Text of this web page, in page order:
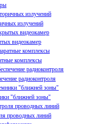
излучений
видеокамер
комплексы
радиоконтроля
"ближней зоны"
проводных линий